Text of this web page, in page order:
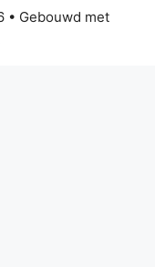
• Gebouwd met